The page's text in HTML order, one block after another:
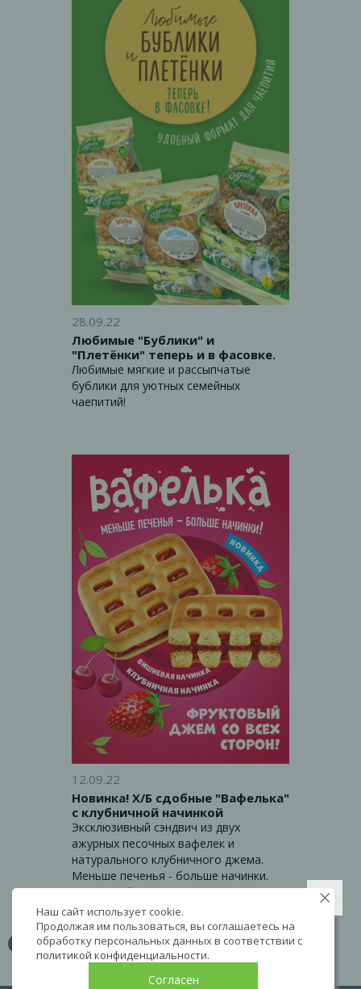
рассыпчатая сдоба с ярким сливочным
вкусом сделает любое чаепитие по-
настоящему домашним и уютным в
любое время года!
28.09.22
Любимые "Бублики" и
"Плетёнки" теперь и в фасовке.
Любимые мягкие и рассыпчатые
бублики для уютных семейных
чаепитий!
12.09.22
Новинка! Х/Б сдобные "Вафелька"
с клубничной начинкой
Эксклюзивный сэндвич из двух
ажурных песочных вафелек и
натурального клубничного джема.
Меньше печенья - больше начинки.
Фруктовый джем со всех сторон!
2 3 4
Наш сайт использует cookie.
Продолжая им пользоваться, вы соглашаетесь на
обработку персональных данных в соответствии с
политикой конфиденциальности.
Согласен